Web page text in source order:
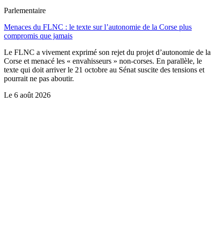
Parlementaire
Menaces du FLNC : le texte sur l’autonomie de la Corse plus
compromis que jamais
Le FLNC a vivement exprimé son rejet du projet d’autonomie de la
Corse et menacé les « envahisseurs » non-corses. En parallèle, le
texte qui doit arriver le 21 octobre au Sénat suscite des tensions et
pourrait ne pas aboutir.
Le 6 août 2026